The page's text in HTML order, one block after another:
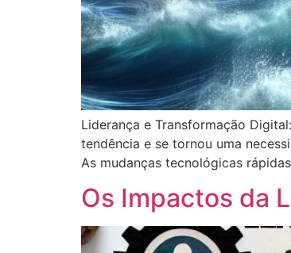
Liderança e Transformação
tendência e se tornou uma
As mudanças tecnológicas
Os Impactos da